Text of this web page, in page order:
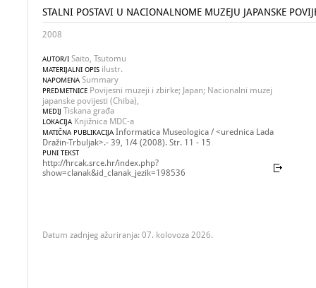
STALNI POSTAVI U NACIONALNOME MUZEJU JAPANSKE
2008
AUTOR/I Saito, Tsutomu
MATERIJALNI OPIS ilustr.
NAPOMENA Summary
PREDMETNICE Povijesni muzeji i zbirke; Japan; Nacionalni muzej
japanske povijesti (Chiba),
MEDIJ Tiskana građa
LOKACIJA Knjižnica MDC-a
MATIČNA PUBLIKACIJA Informatica Museologica / <urednica Lada
Dražin-Trbuljak>.- 39, 1/4 (2008). Str. 11 - 15
PUNI TEKST
http://hrcak.srce.hr/index.php?
show=clanak&id_clanak_jezik=198536
Datum zadnjeg ažuriranja: 07. kolovoza 2026.